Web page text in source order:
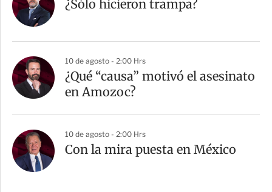
¿Sólo hicieron trampa?
10 de agosto - 2:00 Hrs
¿Qué “causa” motivó el asesinato
en Amozoc?
10 de agosto - 2:00 Hrs
Con la mira puesta en México